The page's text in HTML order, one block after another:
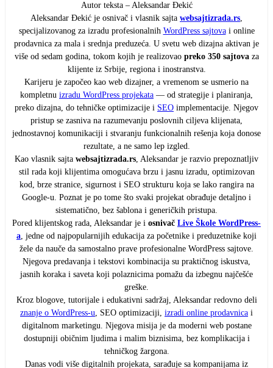
Autor teksta – Aleksandar Đekić
Aleksandar Đekić je osnivač i vlasnik sajta websajtizrada.rs,
specijalizovanog za izradu profesionalnih WordPress sajtovai online
prodavnica za mala i srednja preduzeća. U svetu web dizajna aktivan je
više od sedam godina, tokom kojih je realizovao preko 350 sajtovaza
klijente iz Srbije, regiona i inostranstva.
Karijeru je započeo kao web dizajner, a vremenom se usmerio na
kompletnu izradu WordPress projekata — od strategije i planiranja,
preko dizajna, do tehničke optimizacije i SEO implementacije. Njegov
pristup se zasniva na razumevanju poslovnih ciljeva klijenata,
jednostavnoj komunikaciji i stvaranju funkcionalnih rešenja koja donose
rezultate, a ne samo lep izgled.
Kao vlasnik sajta websajtizrada.rs, Aleksandar je razvio prepoznatljiv
stil rada koji klijentima omogućava brzu i jasnu izradu, optimizovan
kod, brze stranice, sigurnost i SEO strukturu koja se lako rangira na
Google-u. Poznat je po tome što svaki projekat obrađuje detaljno i
sistematično, bez šablona i generičkih pristupa.
Pored klijentskog rada, Aleksandar je i osnivač Live Škole WordPress-
a, jedne od najpopularnijih edukacija za početnike i preduzetnike koji
žele da nauče da samostalno prave profesionalne WordPress sajtove.
Njegova predavanja i tekstovi kombinacija su praktičnog iskustva,
jasnih koraka i saveta koji polaznicima pomažu da izbegnu najčešće
greške.
Kroz blogove, tutorijale i edukativni sadržaj, Aleksandar redovno deli
znanje o WordPress-u, SEO optimizaciji, izradi online prodavnica i
digitalnom marketingu. Njegova misija je da moderni web postane
dostupniji običnim ljudima i malim biznisima, bez komplikacija i
tehničkog žargona.
Danas vodi više digitalnih projekata, sarađuje sa kompanijama iz